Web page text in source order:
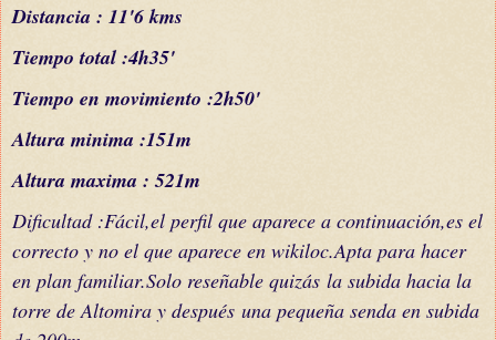
Distancia : 11'6 kms
Tiempo total :4h35'
Tiempo en movimiento :2h50'
Altura minima :151m
Altura maxima : 521m
Dificultad :Fácil,el perfil que aparece a continuación,es el
correcto y no el que aparece en wikiloc.Apta para hacer
en plan familiar.Solo reseñable quizás la subida hacia la
torre de Altomira y después una pequeña senda en subida